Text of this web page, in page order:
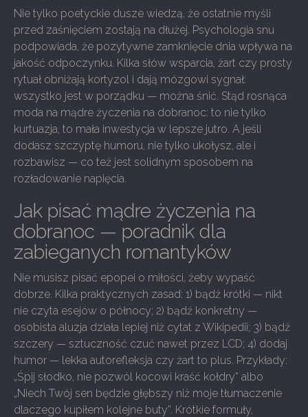
Nie tylko poetyckie dusze wiedzą, że ostatnie myśli
przed zaśnięciem zostają na dłużej. Psychologia snu
podpowiada, że pozytywne zamknięcie dnia wpływa na
jakość odpoczynku. Kilka słów wsparcia, żart czy prosty
rytuał obniżają kortyzol i dają mózgowi sygnał:
wszystko jest w porządku — można śnić. Stąd rosnąca
moda na mądre życzenia na dobranoc: to nie tylko
kurtuazja, to mała inwestycja w lepsze jutro. A jeśli
dodasz szczyptę humoru, nie tylko ukołysz, ale i
rozbawisz — co też jest solidnym sposobem na
rozładowanie napięcia.
Jak pisać mądre życzenia na
dobranoc — poradnik dla
zabieganych romantyków
Nie musisz pisać epopei o miłości, żeby wypaść
dobrze. Kilka praktycznych zasad: 1) bądź krótki — nikt
nie czyta esejów o północy; 2) bądź konkretny —
osobista aluzja działa lepiej niż cytat z Wikipedii; 3) bądź
szczery — sztuczność czuć nawet przez LCD; 4) dodaj
humor — lekka autorefleksja czy żart to plus. Przykłady:
„Śpij słodko, nie pozwól kocowi kraść kołdry” albo
„Niech Twój sen będzie głębszy niż moje tłumaczenie
dlaczego kupiłem kolejne buty”. Krótkie formuły,